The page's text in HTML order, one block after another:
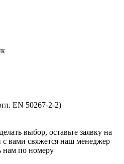
EN 50267-2-2)
выбор, оставьте заявку на
вами свяжется наш менеджер
нам по номеру